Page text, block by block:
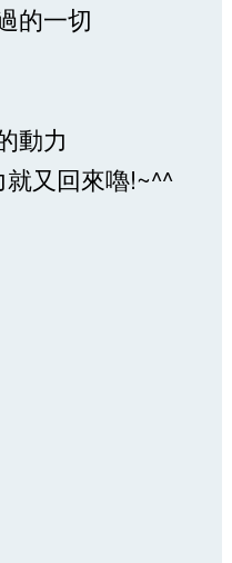
的一切
動力
又回來嚕!~^^